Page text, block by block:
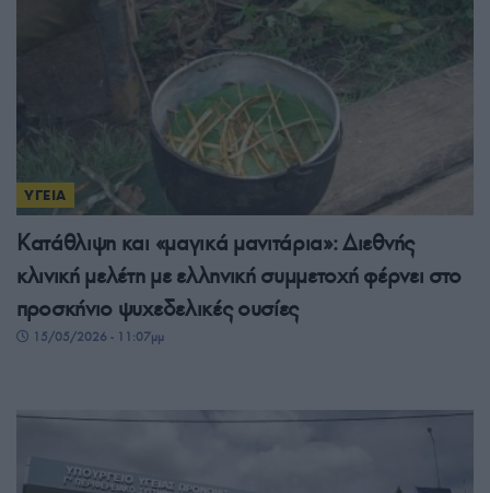
ΥΓΕΙΑ
Κατάθλιψη και «μαγικά μανιτάρια»: Διεθνής
κλινική μελέτη με ελληνική συμμετοχή φέρνει στο
προσκήνιο ψυχεδελικές ουσίες
15/05/2026 - 11:07μμ